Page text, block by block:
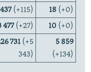
437(+115) 18 (+0)
477(+27) 10 (+0)
731 (+5
343)
5 859
(+134)